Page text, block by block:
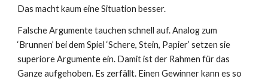
Das macht kaum eine Situation besser.
Falsche Argumente tauchen schnell auf. Analog zum
‘Brunnen’ bei dem Spiel ‘Schere, Stein, Papier’ setzen sie
superiore Argumente ein. Damit ist der Rahmen für das
Ganze aufgehoben. Es zerfällt. Einen Gewinner kann es so